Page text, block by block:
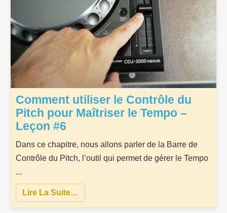
Comment utiliser le Contrôle du
Pitch pour Maîtriser le Tempo –
Leçon #6
Dans ce chapitre, nous allons parler de la Barre de
Contrôle du Pitch, l’outil qui permet de gérer le Tempo
...
Lire La Suite…